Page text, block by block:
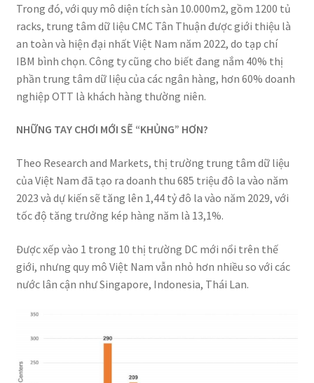
Trong đó, với quy mô diện tích sàn 10.000m2, gồm 1200 tủ
racks, trung tâm dữ liệu CMC Tân Thuận được giới thiệu là
an toàn và hiện đại nhất Việt Nam năm 2022, do tạp chí
IBM bình chọn. Công ty cũng cho biết đang nắm 40% thị
phần trung tâm dữ liệu của các ngân hàng, hơn 60% doanh
nghiệp OTT là khách hàng thường niên.
NHỮNG TAY CHƠI MỚI SẼ “KHỦNG” HƠN?
Theo Research and Markets, thị trường trung tâm dữ liệu
của Việt Nam đã tạo ra doanh thu 685 triệu đô la vào năm
2023 và dự kiến sẽ tăng lên 1,44 tỷ đô la vào năm 2029, với
tốc độ tăng trưởng kép hàng năm là 13,1%.
Được xếp vào 1 trong 10 thị trường DC mới nổi trên thế
giới, nhưng quy mô Việt Nam vẫn nhỏ hơn nhiều so với các
nước lân cận như Singapore, Indonesia, Thái Lan.